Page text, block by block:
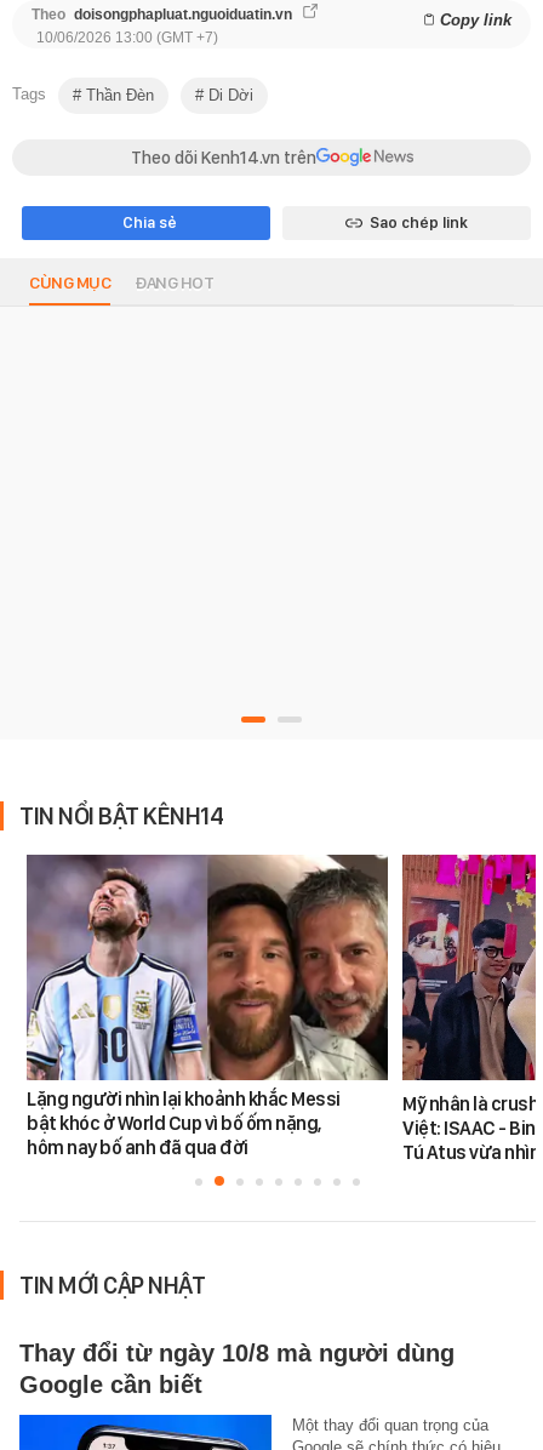
Theo doisongphapluat.nguoiduatin.vn Copy link
10/06/2026 13:00 (GMT +7)
Tags Thần Đèn Di Dời
Theo dõi Kenh14.vn trên
Chia sẻ Sao chép link
CÙNG MỤC ĐANG HOT
TIN NỔI BẬT KÊNH14
Lặng người nhìn lại khoảnh khắc Messi
bật khóc ở World Cup vì bố ốm nặng,
hôm nay bố anh đã qua đời
Mỹ nhân là
Việt: ISAAC -
Tú Atus vừa
TIN MỚI CẬP NHẬT
Thay đổi từ ngày 10/8 mà người dùng
Google cần biết
Một thay đổi quan trọng của